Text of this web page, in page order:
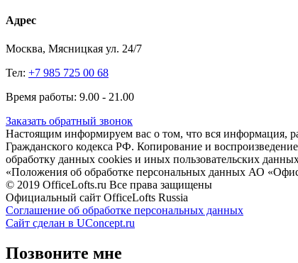
Адрес
Москва, Мясницкая ул. 24/7
Тел: +7 985 725 00 68
Время работы: 9.00 - 21.00
Заказать обратный звонок
Настоящим информируем вас о том, что вся информация,
Гражданского кодекса РФ. Копирование и
обработку данных cookies и иных пользовательских
«Положения об обработке персональных данных АО
© 2019 OfficeLofts.ru Все права защищены
Официальный сайт OfficeLofts Russia
Соглашение об обработке персональных данных
Сайт сделан в UConcept.ru
Позвоните мне